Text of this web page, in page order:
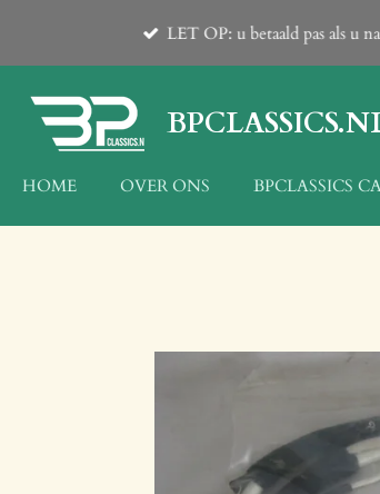
naar
hoofdinhoud
LET OP: u betaald pas als u
HOME OVER ONS BPCLASSICS